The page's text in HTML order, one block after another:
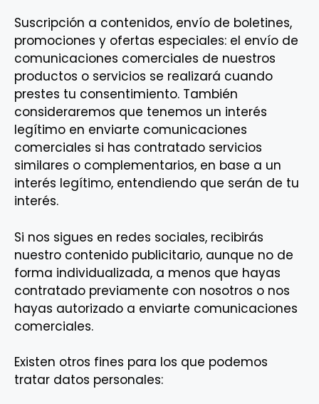
Suscripción a contenidos, envío de boletines,
promociones y ofertas especiales: el envío de
comunicaciones comerciales de nuestros
productos o servicios se realizará cuando
prestes tu consentimiento. También
consideraremos que tenemos un interés
legítimo en enviarte comunicaciones
comerciales si has contratado servicios
similares o complementarios, en base a un
interés legítimo, entendiendo que serán de tu
interés.
Si nos sigues en redes sociales, recibirás
nuestro contenido publicitario, aunque no de
forma individualizada, a menos que hayas
contratado previamente con nosotros o nos
hayas autorizado a enviarte comunicaciones
comerciales.
Existen otros fines para los que podemos
tratar datos personales: